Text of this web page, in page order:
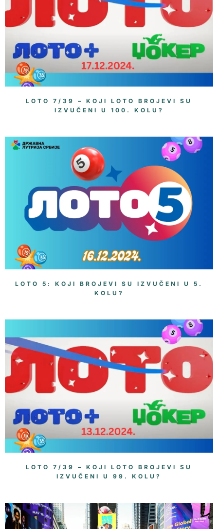
LOTO 7/39 – KOJI LOTO BROJEVI SU
IZVUČENI U 100. KOLU?
LOTO 5: KOJI BROJEVI SU IZVUČENI U 5.
KOLU?
LOTO 7/39 – KOJI LOTO BROJEVI SU
IZVUČENI U 99. KOLU?